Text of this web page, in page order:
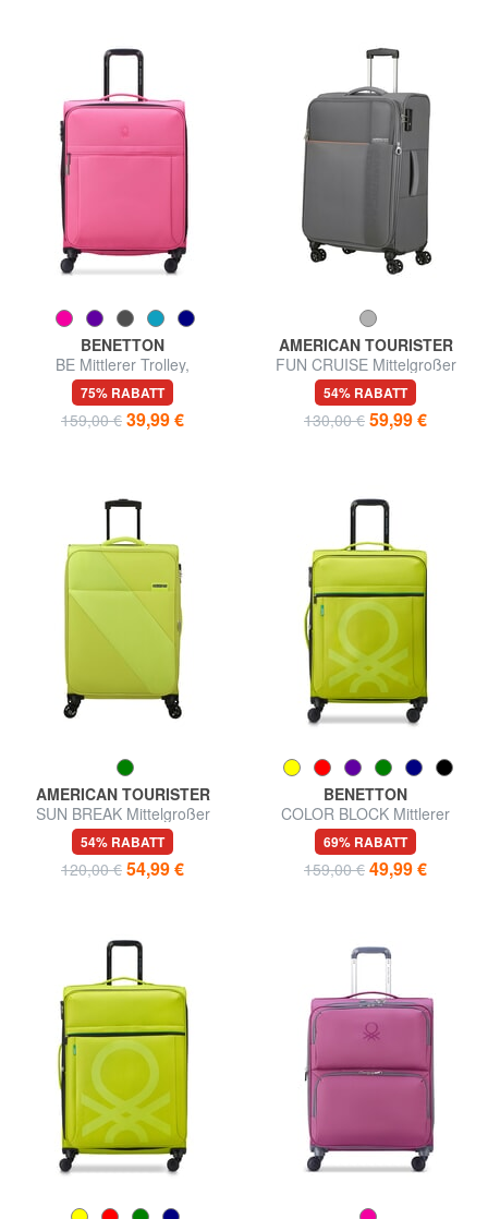
BENETTON
BE Mittlerer Trolley,
ausziehbar
75% RABATT
159,00 € 39,99 €
AMERICAN TOURISTER
FUN CRUISE Mittelgroßer
erweiterbarer Trolley
54% RABATT
130,00 € 59,99 €
AMERICAN TOURISTER
SUN BREAK Mittelgroßer
erweiterbarer Trolley
54% RABATT
120,00 € 54,99 €
BENETTON
COLOR BLOCK Mittlerer
Trolley, ausziehbar
69% RABATT
159,00 € 49,99 €